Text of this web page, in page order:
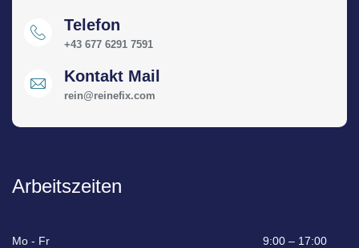
Telefon
+43 677 6291 7591
Kontakt Mail
rein@reinefix.com
Arbeitszeiten
Mo - Fr 9:00 – 17:00